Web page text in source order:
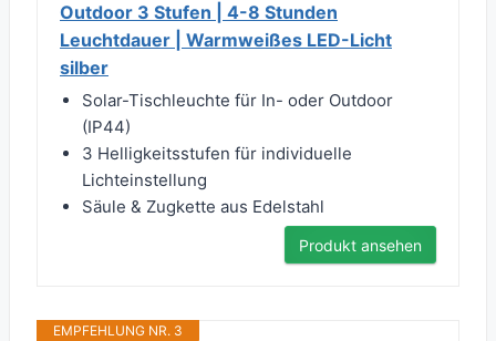
Outdoor 3 Stufen | 4-8 Stunden
Leuchtdauer | Warmweißes LED-Licht
silber
Solar-Tischleuchte für In- oder Outdoor
(IP44)
3 Helligkeitsstufen für individuelle
Lichteinstellung
Säule & Zugkette aus Edelstahl
Produkt ansehen
EMPFEHLUNG NR. 3